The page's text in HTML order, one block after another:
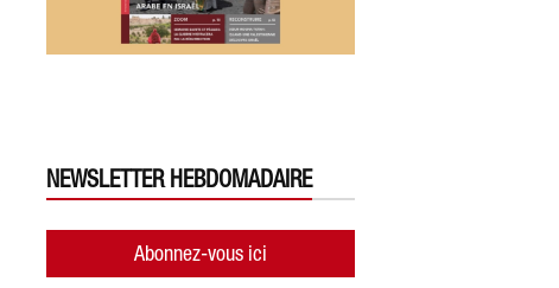
NEWSLETTER HEBDOMADAIRE
Abonnez-vous ici